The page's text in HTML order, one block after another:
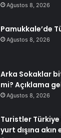
Ağustos 8, 2026
Pamukkale’de
Ağustos 8, 2026
Arka Sokaklar
mi? Açıklama
Ağustos 8, 2026
Turistler Türkiye
yurt dışına akın